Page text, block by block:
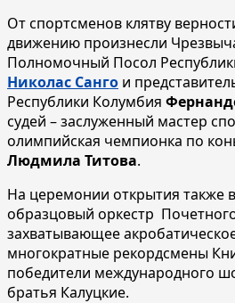
От спортсменов клятву
движению произнесли
Полномочный Посол
Николас Санго и
Республики Колумбия
судей – заслуженный мастер
олимпийская чемпионка по
Людмила Титова.
На церемонии открытия также
образцовый оркестр
захватывающее
многократные рекордсмены
победители международного
братья Калуцкие.